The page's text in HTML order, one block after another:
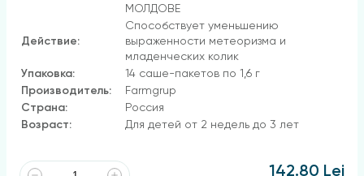
МОЛДОВЕ
Действие:
Способствует уменьшению
выраженности метеоризма и
младенческих колик
Упаковка:
14 саше-пакетов по 1,6 г
Производитель:
Farmgrup
Страна:
Россия
Возраст:
Для детей от 2 недель до 3 лет
142.80 Lei